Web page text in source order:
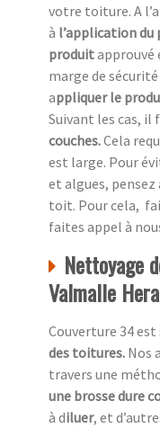
votre toiture. A
à l’application du
produitapprouvé
marge de
appliquer le
Suivant les cas, il
couches.Cela
est large. Pour
et algues, pensez
toit. Pour cela,
faites appel à
Nettoyage
Valmalle
Couverture 34
des toitures. Nos
travers une
une brosse dure
à diluer, et